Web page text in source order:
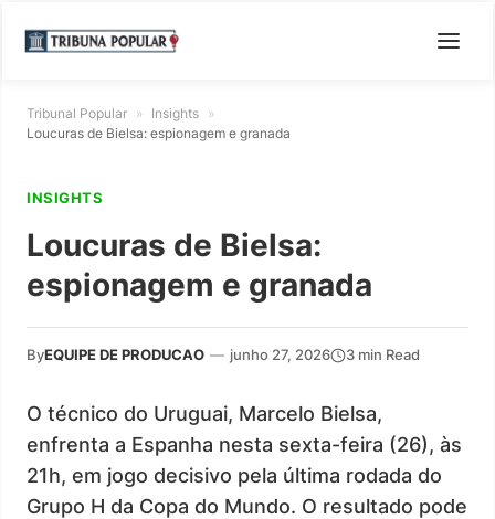
Tribunal Popular » Insights »
Loucuras de Bielsa: espionagem e granada
INSIGHTS
Loucuras de Bielsa:
espionagem e granada
ByEQUIPE DE PRODUCAO — junho 27, 2026 3 min Read
O técnico do Uruguai, Marcelo Bielsa,
enfrenta a Espanha nesta sexta-feira (26), às
21h, em jogo decisivo pela última rodada do
Grupo H da Copa do Mundo. O resultado pode